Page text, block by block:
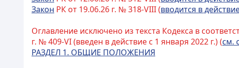
Закон РК от 19.06.26 г. № 318-VIII (вводится в
Оглавление исключено из текста Кодекса в
г. № 409-VI (введен в действие с 1 января 2022 г.) (см.
РАЗДЕЛ 1. ОБЩИЕ ПОЛОЖЕНИЯ